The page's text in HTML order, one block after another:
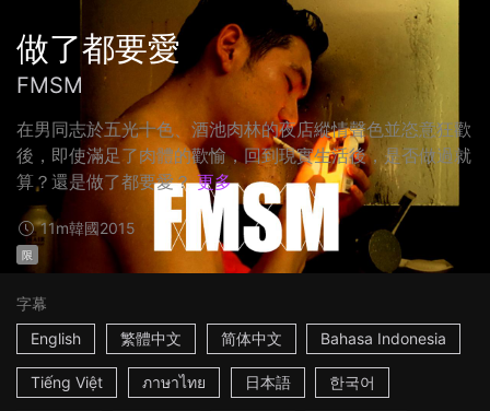
做了都要愛
FMSM
在男同志於五光十色、酒池肉林的夜店縱情聲色並恣意狂歡
後，即使滿足了肉體的歡愉，回到現實生活後，是否做過就
算？還是做了都要愛？ 更多
11m韓國2015
限
字幕
English
繁體中文 简体中文 Bahasa Indonesia
Tiếng Việt ภาษาไทย 日本語 한국어